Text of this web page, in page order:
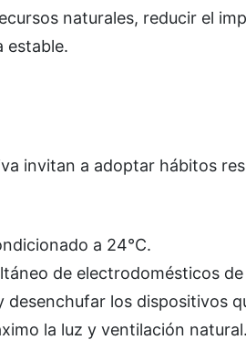
naturales, reducir el
estable.
invitan a adoptar hábitos
a 24°C.
de electrodomésticos
desenchufar los dispositivos
la luz y ventilación natural.